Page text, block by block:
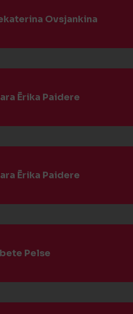
Ovsjankina
Ērika Paidere
Ērika Paidere
Pelse